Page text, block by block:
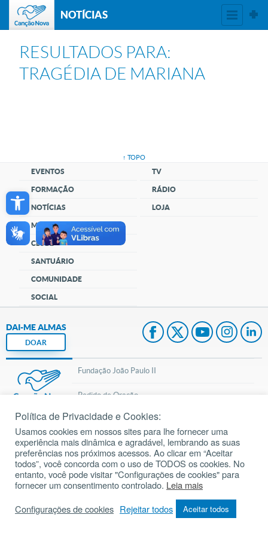
Open toolbar
NOTÍCIAS
RESULTADOS PARA:
TRAGÉDIA DE MARIANA
↑ TOPO
EVENTOS
FORMAÇÃO
NOTÍCIAS
MÚSICA
CLUBE
SANTUÁRIO
COMUNIDADE
SOCIAL
TV
RÁDIO
LOJA
DAI-ME ALMAS
DOAR
Fundação João Paulo II
Pedido de Oração
Mapa do site
Internacional
cancaonova.com© 2002 – 2026Todos os direitos reservados.
Política de Privacidade e Cookies:
Usamos cookies em nossos sites para lhe fornecer uma
experiência mais dinâmica e agradável, lembrando as suas
preferências nos próximos acessos. Ao clicar em “Aceitar
todos”, você concorda com o uso de TODOS os cookies. No
entanto, você pode visitar "Configurações de cookies" para
fornecer um consentimento controlado. Leia mais
Configurações de cookies Rejeitar todos Aceitar todos